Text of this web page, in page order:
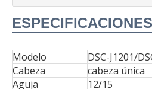
ESPECIFICACIONES
Modelo
DSC-J1201/
Cabeza
cabeza única
Aguja
12/15